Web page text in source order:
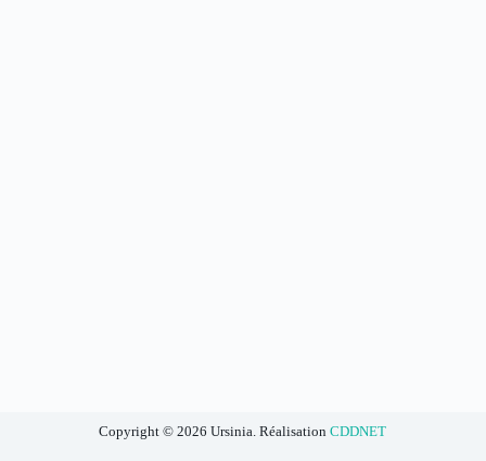
Copyright © 2026 Ursinia. RéalisationCDDNET